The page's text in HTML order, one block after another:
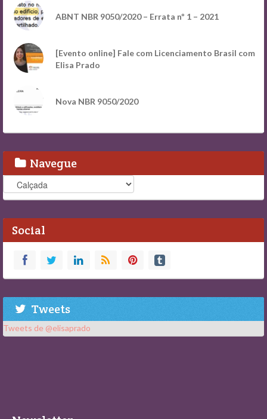
ABNT NBR 9050/2020 – Errata nº 1 – 2021
[Evento online] Fale com Licenciamento Brasil com
Elisa Prado
Nova NBR 9050/2020
Navegue
Navegue
Social
Tweets
Tweets de @elisaprado